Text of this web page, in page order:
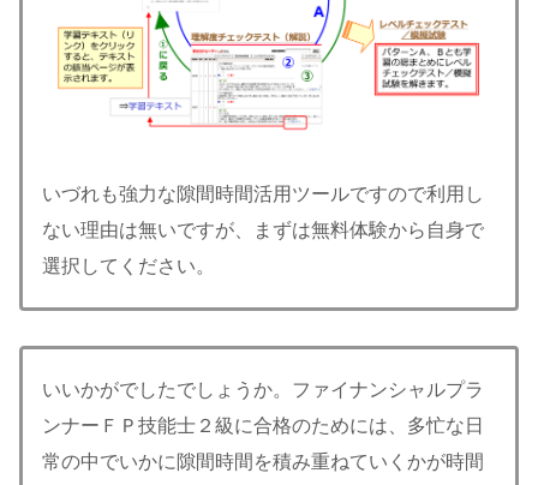
いづれも強力な隙間時間活用ツールですので利用し
ない理由は無いですが、まずは無料体験から自身で
選択してください。
いいかがでしたでしょうか。ファイナンシャルプラ
ンナーＦＰ技能士２級に合格のためには、多忙な日
常の中でいかに隙間時間を積み重ねていくかが時間